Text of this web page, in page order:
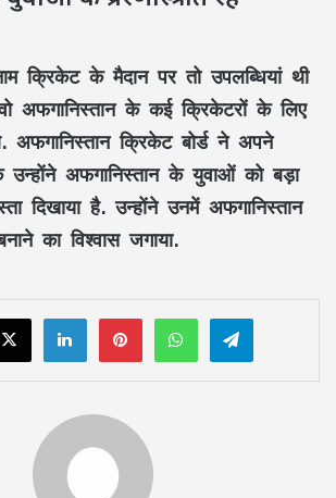
क्रिकेट के मैदान पर तो उपलब्धियां थी
अफगानिस्तान के कई क्रिकेटरों के लिए
अफगानिस्तान क्रिकेट बोर्ड ने अपने
अफगानिस्तान के युवाओं को बड़ा
दिखाया है. उन्होंने उनमें अफगानिस्तान
का विश्वास जगाया.
LinkedInPinterestWhatsAppTelegram